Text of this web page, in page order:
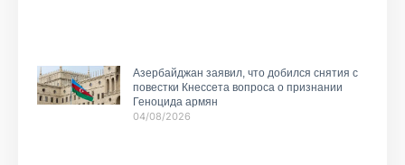
Азербайджан заявил, что добился снятия с
повестки Кнессета вопроса о признании
Геноцида армян
04/08/2026